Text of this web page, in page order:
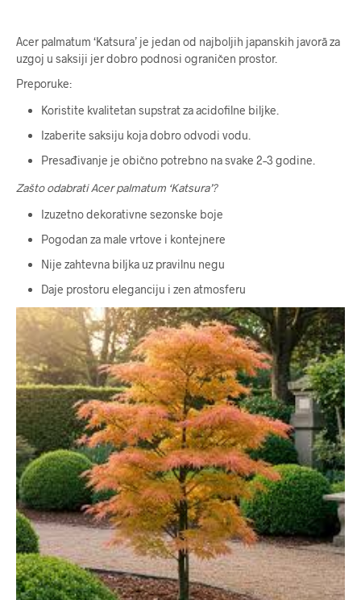
Acer palmatum ‘Katsura’ je jedan od najboljih japanskih javorā za
uzgoj u saksiji jer dobro podnosi ograničen prostor.
Preporuke:
Koristite kvalitetan supstrat za acidofilne biljke.
Izaberite saksiju koja dobro odvodi vodu.
Presađivanje je obično potrebno na svake 2–3 godine.
Zašto odabrati Acer palmatum ‘Katsura’?
Izuzetno dekorativne sezonske boje
Pogodan za male vrtove i kontejnere
Nije zahtevna biljka uz pravilnu negu
Daje prostoru eleganciju i zen atmosferu